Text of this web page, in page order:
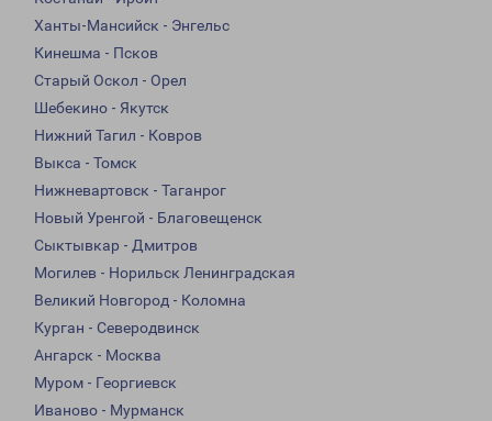
Ханты-Мансийск - Энгельс
Кинешма - Псков
Старый Оскол - Орел
Шебекино - Якутск
Нижний Тагил - Ковров
Выкса - Томск
Нижневартовск - Таганрог
Новый Уренгой - Благовещенск
Сыктывкар - Дмитров
Могилев - Норильск Ленинградская
Великий Новгород - Коломна
Курган - Северодвинск
Ангарск - Москва
Муром - Георгиевск
Иваново - Мурманск